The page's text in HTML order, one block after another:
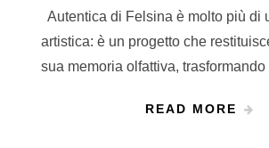
Autentica di Felsina è molto più di
artistica: è un progetto che
sua memoria olfattiva,
READ MORE